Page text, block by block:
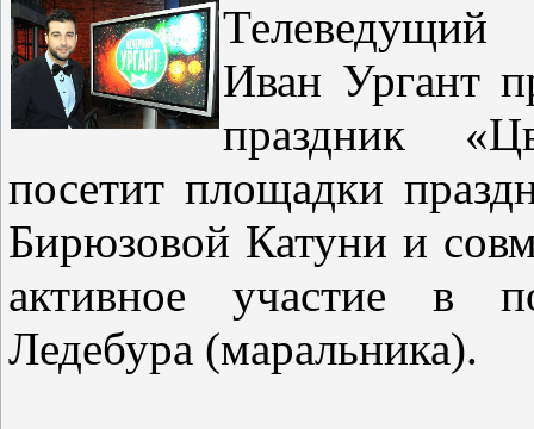
Телеведущий
Иван Ургант
праздник
посетит площадки
Бирюзовой Катуни и
активное участие в
Ледебура (маральника).